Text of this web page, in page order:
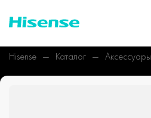
Hisense Каталог Аксессуары